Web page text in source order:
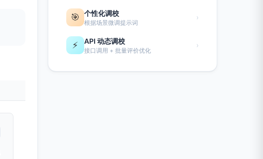
🎯 个性化调校
根据场景微调提示词
›
⚡ API 动态调校
接口调用 + 批量评价优化
›